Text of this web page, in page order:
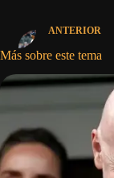
ANTERIOR
Más sobre este tema